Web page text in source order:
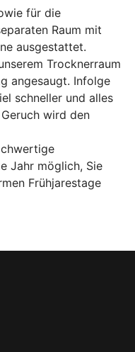
für die
Raum mit
ausgestattet.
Trocknerraum
angesaugt. Infolge
schneller und alles
wird den
Jahr möglich, Sie
Frühjarestage